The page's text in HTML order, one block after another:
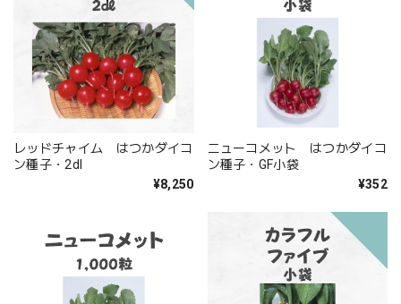
レッドチャイム はつかダイコ
ン種子・2dl
¥8,250
ニューコメット はつかダイコ
ン種子・GF小袋
¥352